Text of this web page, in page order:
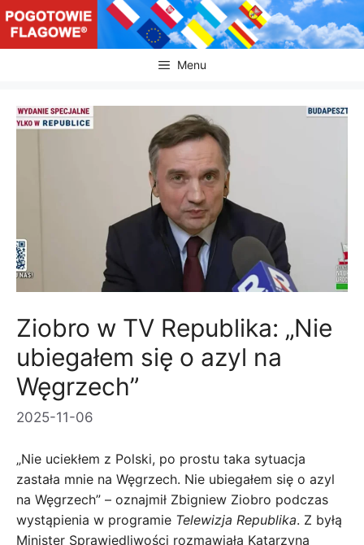
Przejdź
do
treści
Menu
Ziobro w TV Republika: „Nie
ubiegałem się o azyl na
Węgrzech”
2025-11-06
„Nie uciekłem z Polski, po prostu taka sytuacja
zastała mnie na Węgrzech. Nie ubiegałem się o azyl
na Węgrzech” – oznajmił Zbigniew Ziobro podczas
wystąpienia w programie Telewizja Republika. Z byłą
Minister Sprawiedliwości rozmawiała Katarzyna